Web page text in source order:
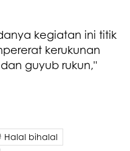
kegiatan ini titik
kerukunan
guyub rukun,"
Halal bihalal